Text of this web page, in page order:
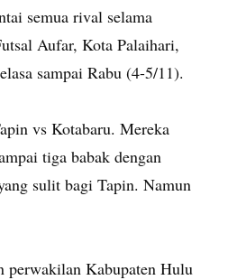
semua rival selama
Aufar, Kota Palaihari,
sampai Rabu (4-5/11).
vs Kotabaru. Mereka
tiga babak dengan
sulit bagi Tapin. Namun
perwakilan Kabupaten Hulu